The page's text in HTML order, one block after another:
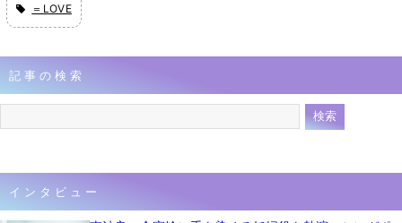
＝LOVE
記事の検索
インタビュー